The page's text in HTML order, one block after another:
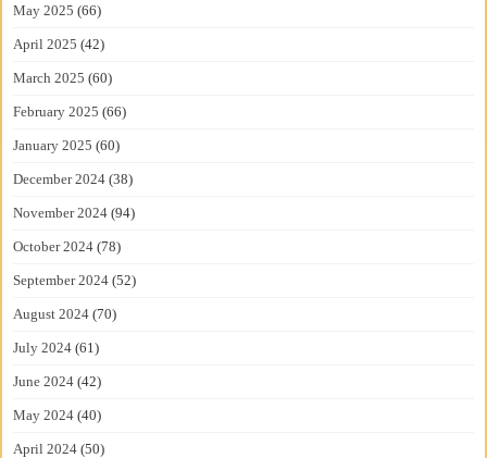
May 2025 (66)
April 2025 (42)
March 2025 (60)
February 2025 (66)
January 2025 (60)
December 2024 (38)
November 2024 (94)
October 2024 (78)
September 2024 (52)
August 2024 (70)
July 2024 (61)
June 2024 (42)
May 2024 (40)
April 2024 (50)